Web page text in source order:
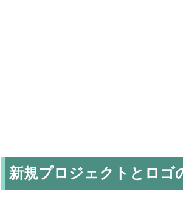
新規プロジェクトとロゴ